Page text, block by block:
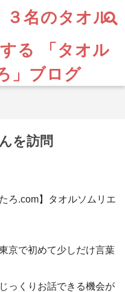
３名のタオル
る 「タオル
」ブログ
を訪問
ろ.com】タオルソムリエ
京で初めて少しだけ言葉
っくりお話できる機会が